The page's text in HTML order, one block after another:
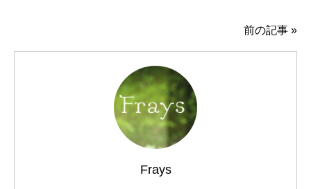
前の記事 »
Frays